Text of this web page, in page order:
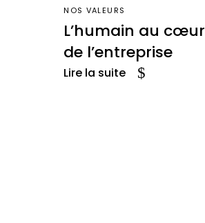
NOS VALEURS
L’humain au cœur
de l’entreprise
Lire la suite